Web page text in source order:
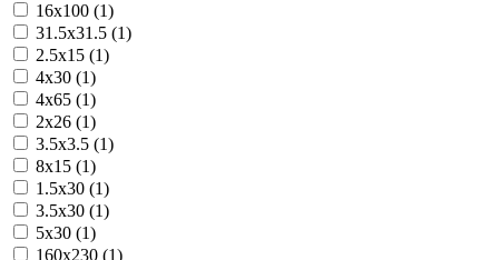
16x100 (1)
31.5x31.5 (1)
2.5x15 (1)
4x30 (1)
4x65 (1)
2x26 (1)
3.5x3.5 (1)
8x15 (1)
1.5x30 (1)
3.5x30 (1)
5x30 (1)
160x230 (1)